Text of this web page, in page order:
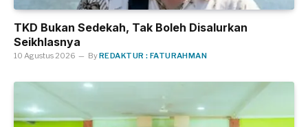
TKD Bukan Sedekah, Tak Boleh Disalurkan
Seikhlasnya
10 Agustus 2026 ByREDAKTUR : FATURAHMAN